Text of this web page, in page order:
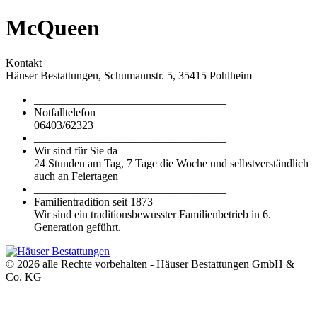
McQueen
Kontakt
Häuser Bestattungen, Schumannstr. 5, 35415 Pohlheim
Notfalltelefon
06403/62323
Wir sind für Sie da
24 Stunden am Tag, 7 Tage die Woche und selbstverständlich
auch an Feiertagen
Familientradition seit 1873
Wir sind ein traditionsbewusster Familienbetrieb in 6.
Generation geführt.
© 2026 alle Rechte vorbehalten - Häuser Bestattungen GmbH &
Co. KG